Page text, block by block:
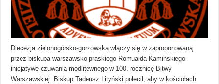
Diecezja zielonogórsko-gorzowska włączy się w zaproponowaną
przez biskupa warszawsko-praskiego Romualda Kamińskiego
inicjatywę czuwania modlitewnego w 100. rocznicę Bitwy
Warszawskiej. Biskup Tadeusz Lityński polecił, aby w kościołach